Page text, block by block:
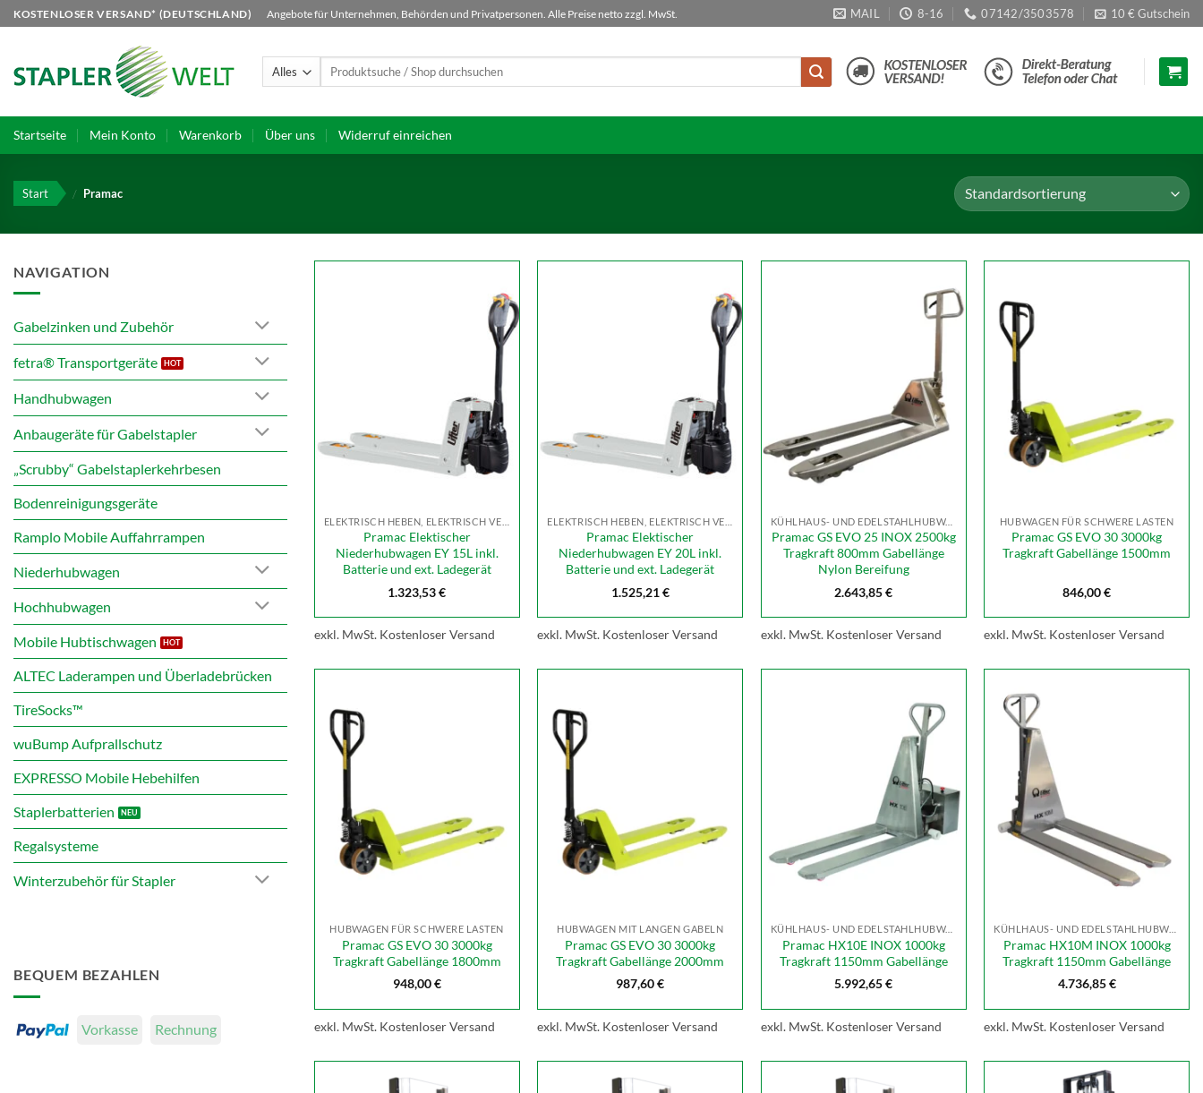
Zum
Inhalt
KOSTENLOSER VERSAND* (DEUTSCHLAND) Angebote für Unternehmen, Behörden und Privatpersonen. Alle Preise netto zzgl. MwSt. MAIL 8-16 07142/3503578 10 € Gutschein
Suchen
Startseite Mein Konto Warenkorb Über uns Widerruf einreichen
Start / Pramac
NAVIGATION
Gabelzinken und Zubehör
fetra® Transportgeräte
Handhubwagen
Anbaugeräte für Gabelstapler
„Scrubby“ Gabelstaplerkehrbesen
Bodenreinigungsgeräte
Ramplo Mobile Auffahrrampen
Niederhubwagen
Hochhubwagen
Mobile Hubtischwagen
ALTEC Laderampen und Überladebrücken
TireSocks™
wuBump Aufprallschutz
EXPRESSO Mobile Hebehilfen
Staplerbatterien
Regalsysteme
Winterzubehör für Stapler
BEQUEM BEZAHLEN
Vorkasse Rechnung
Pramac Elektischer
Niederhubwagen EY 15L inkl.
Batterie und ext. Ladegerät
1.323,53€
exkl. MwSt. Kostenloser Versand
Pramac Elektischer
Niederhubwagen EY 20L inkl.
Batterie und ext. Ladegerät
1.525,21€
exkl. MwSt. Kostenloser Versand
KÜHLHAUS- UND EDELSTAHLHUBWAGEN
Pramac GS EVO 25 INOX 2500kg
Tragkraft 800mm Gabellänge
Nylon Bereifung
2.643,85€
exkl. MwSt. Kostenloser Versand
HUBWAGEN FÜR SCHWERE LASTEN
Pramac GS EVO 30 3000kg
Tragkraft Gabellänge 1500mm
846,00€
exkl. MwSt. Kostenloser Versand
HUBWAGEN FÜR SCHWERE LASTEN
Pramac GS EVO 30 3000kg
Tragkraft Gabellänge 1800mm
948,00€
exkl. MwSt. Kostenloser Versand
HUBWAGEN MIT LANGEN GABELN
Pramac GS EVO 30 3000kg
Tragkraft Gabellänge 2000mm
987,60€
exkl. MwSt. Kostenloser Versand
KÜHLHAUS- UND EDELSTAHLHUBWAGEN
Pramac HX10E INOX 1000kg
Tragkraft 1150mm Gabellänge
5.992,65€
exkl. MwSt. Kostenloser Versand
KÜHLHAUS- UND EDELSTAHLHUBWAGEN
Pramac HX10M INOX 1000kg
Tragkraft 1150mm Gabellänge
4.736,85€
exkl. MwSt. Kostenloser Versand